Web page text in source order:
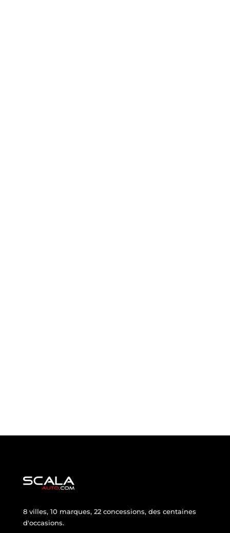
8 villes, 10 marques, 22 concessions, des centaines
d'occasions.